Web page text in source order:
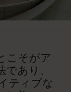
こそがア
あり、
ティブな